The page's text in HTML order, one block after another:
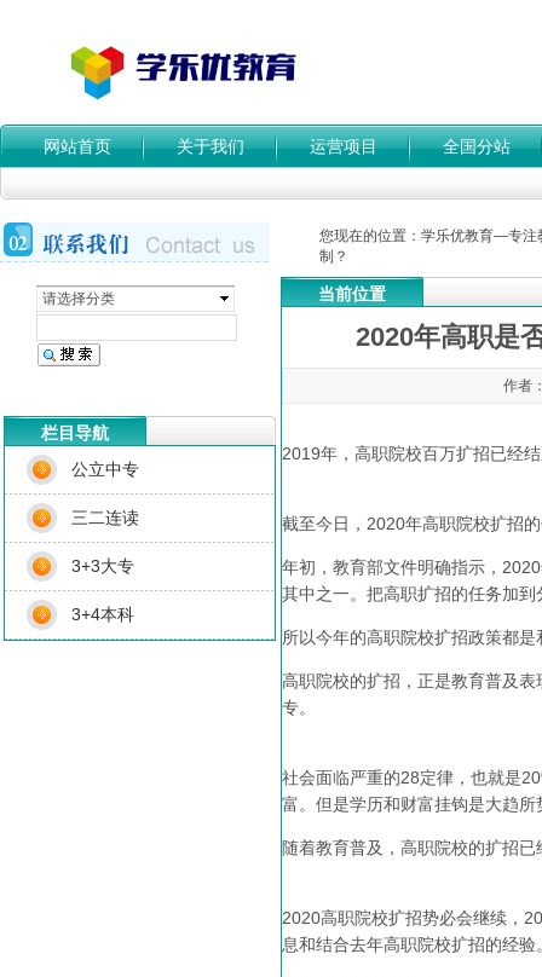
网站首页 关于我们 运营项目 全国分站
当前位置
2020年高职是
作者
2019年，高职院校百万扩招已经
截至今日，2020年高职院校扩招
年初，教育部文件明确指示，
其中之一。把高职扩招的任务加
所以今年的高职院校扩招政策都
高职院校的扩招，正是教育普及
专。
社会面临严重的28定律，也就是
富。但是学历和财富挂钩是大趋
随着教育普及，高职院校的扩招
2020高职院校扩招势必会继续，
息和结合去年高职院校扩招的经验
请选择分类
您现在的位置： 学乐优教育—专注
制？
栏目导航
公立中专
三二连读
3+3大专
3+4本科